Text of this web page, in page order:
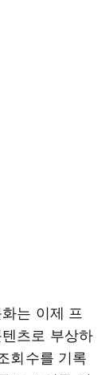
는 이제 프
츠로 부상하
회수를 기록